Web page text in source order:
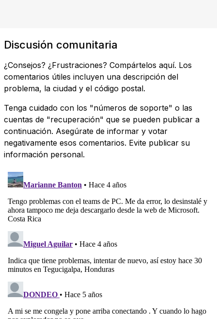
Discusión comunitaria
¿Consejos? ¿Frustraciones? Compártelos aquí. Los
comentarios útiles incluyen una descripción del
problema, la ciudad y el código postal.
Tenga cuidado con los "números de soporte" o las
cuentas de "recuperación" que se pueden publicar a
continuación. Asegúrate de informar y votar
negativamente esos comentarios. Evite publicar su
información personal.